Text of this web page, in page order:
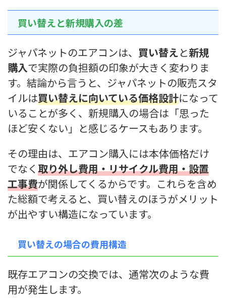
買い替えと新規購入の差
ジャパネットのエアコンは、 買い替えと新規
購入で実際の負担額の印象が大きく変わりま
す。結論から言うと、ジャパネットの販売スタ
イルは買い替えに向いている価格設計になって
いることが多く、新規購入の場合は「思った
ほど安くない」と感じるケースもあります。
その理由は、エアコン購入には本体価格だけ
でなく取り外し費用・リサイクル費用・設置
工事費が関係してくるからです。これらを含め
た総額で考えると、買い替えのほうがメリット
が出やすい構造になっています。
買い替えの場合の費用構造
既存エアコンの交換では、通常次のような費
用が発生します。